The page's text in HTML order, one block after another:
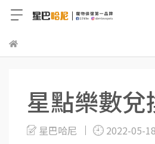
星點樂數兌
星巴哈尼 2022-05-18